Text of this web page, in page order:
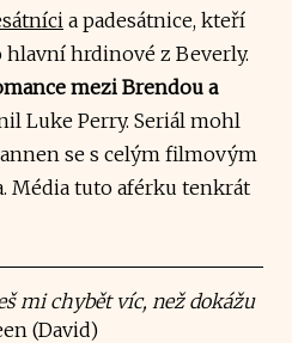
a padesátnice, kteří
hrdinové z Beverly.
mezi Brendou a
Luke Perry. Seriál mohl
se s celým filmovým
Média tuto aférku tenkrát
mi chybět víc, než dokážu
(David)